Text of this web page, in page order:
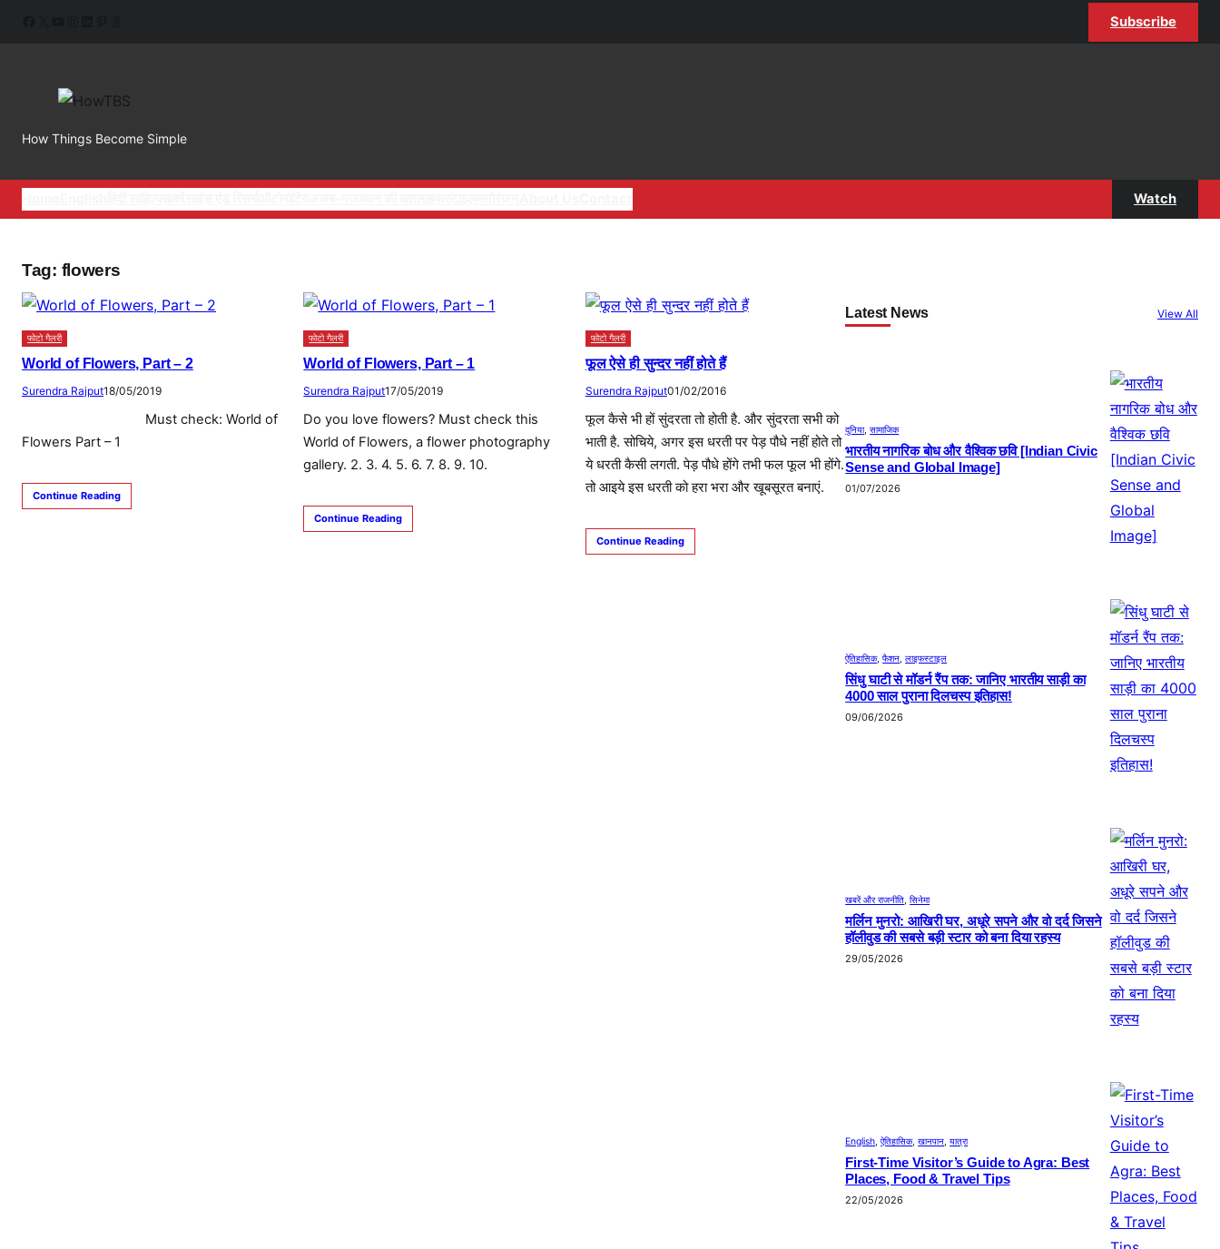
Subscribe
How Things Become Simple
Watch
Tag: flowers
फोटो गैलरी
World of Flowers, Part – 2
Surendra Rajput18/05/2019
Must check: World of
Flowers Part – 1
Continue Reading
फोटो गैलरी
World of Flowers, Part – 1
Surendra Rajput17/05/2019
Do you love flowers? Must check this
World of Flowers, a flower photography
gallery. 2. 3. 4. 5. 6. 7. 8. 9. 10.
Continue Reading
फोटो गैलरी
फूल ऐसे ही सुन्दर नहीं होते हैं
Surendra Rajput01/02/2016
फूल कैसे भी हों सुंदरता तो होती है. और सुंदरता सभी को
भाती है. सोचिये, अगर इस धरती पर पेड़ पौधे नहीं होते तो
ये धरती कैसी लगती. पेड़ पौधे होंगे तभी फल फूल भी होंगे.
तो आइये इस धरती को हरा भरा और खूबसूरत बनाएं.
Continue Reading
Latest News View All
दुनिया, सामाजिक
भारतीय नागरिक बोध और वैश्विक छवि [Indian Civic
Sense and Global Image]
01/07/2026
ऐतिहासिक, फैशन, लाइफस्टाइल
सिंधु घाटी से मॉडर्न रैंप तक: जानिए भारतीय साड़ी का
4000 साल पुराना दिलचस्प इतिहास!
09/06/2026
खबरें और राजनीति, सिनेमा
मर्लिन मुनरो: आखिरी घर, अधूरे सपने और वो दर्द जिसने
हॉलीवुड की सबसे बड़ी स्टार को बना दिया रहस्य
29/05/2026
English, ऐतिहासिक, खानपान, यात्रा
First-Time Visitor’s Guide to Agra: Best
Places, Food & Travel Tips
22/05/2026